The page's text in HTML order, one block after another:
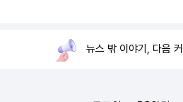
뉴스 밖 이야기, 다음